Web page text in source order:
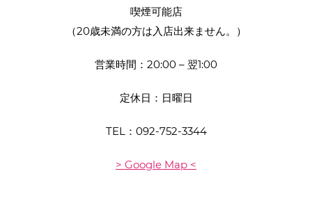
喫煙可能店
（20歳未満の方は入店出来ません。）
営業時間：20:00 – 翌1:00
定休日：日曜日
TEL： 092-752-3344
> Google Map <